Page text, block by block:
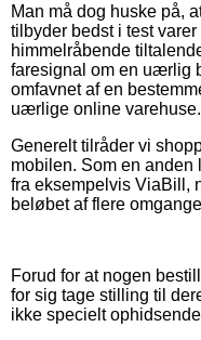
Man må dog huske på,
tilbyder bedst i test
himmelråbende
faresignal om en uærlig
omfavnet af en
uærlige online varehuse.
Generelt tilråder vi
mobilen. Som en anden
fra eksempelvis ViaBill,
beløbet af flere
Forud for at nogen
for sig tage stilling til
ikke specielt